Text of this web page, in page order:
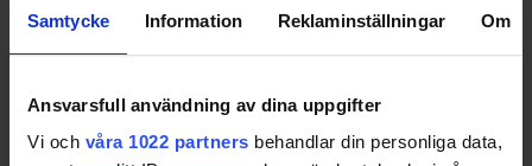
Samtycke Information Reklaminställningar Om
Ansvarsfull användning av dina uppgifter
Vi och våra 1022 partners behandlar din personliga data,
Swehockey – Svenska Ishockeyförbundets officiella app
Swehockey ger dig tillgång till nyheter, livebevakning